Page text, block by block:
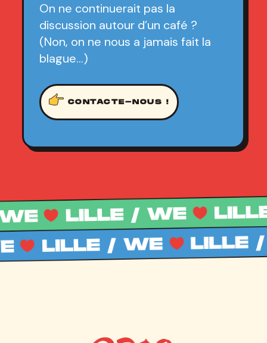
On ne continuerait pas la
discussion autour d’un café ?
(Non, on ne nous a jamais fait la
blague…)
CONTACTE-NOUS !